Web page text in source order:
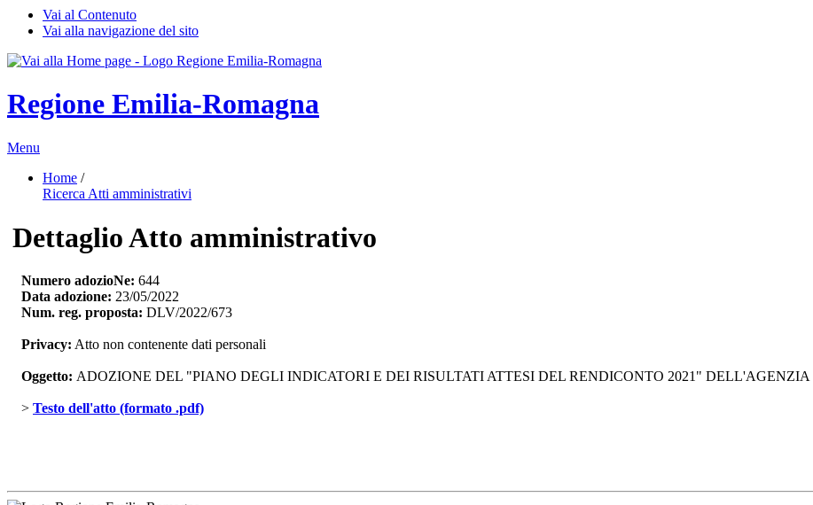
Vai al Contenuto
Vai alla navigazione del sito
Regione Emilia-Romagna
Menu
Home /
Ricerca Atti amministrativi
Dettaglio Atto amministrativo
Numero adozioNe: 644
Data adozione: 23/05/2022
Num. reg. proposta: DLV/2022/673
Privacy: Atto non contenente dati personali
Oggetto: ADOZIONE DEL "PIANO DEGLI INDICATORI E DEI RISULTATI ATTESI DEL RENDICONTO 2021"
> Testo dell'atto (formato .pdf)